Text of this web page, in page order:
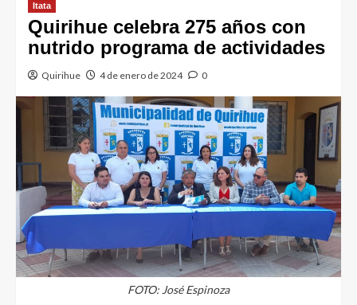
Itata
Quirihue celebra 275 años con
nutrido programa de actividades
Quirihue 4 de enero de 2024 0
FOTO: José Espinoza